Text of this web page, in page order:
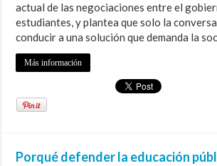
actual de las negociaciones entre el
estudiantes, y plantea que solo la
conducir a una solución que demanda la
Más información
Porqué defender la educación